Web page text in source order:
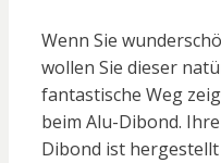
Wenn Sie
wollen Sie dieser
fantastische Weg
beim Alu-Dibond.
Dibond ist